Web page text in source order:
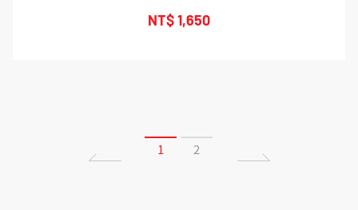
NT$ 1,650
1 2